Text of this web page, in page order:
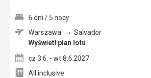
6 dni / 5 nocy
Warszawa
Salvador
Wyświetl plan lotu
cz 3.6. - wt 8.6.2027
All inclusive